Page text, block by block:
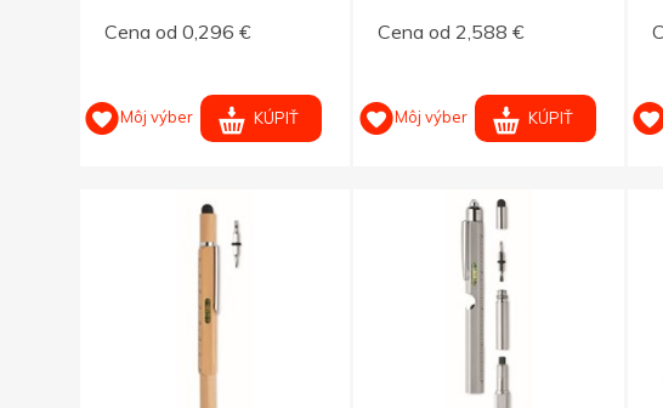
Cena od 0,296 €
Môj výber KÚPIŤ
Cena od 2,588 €
Môj výber KÚPIŤ